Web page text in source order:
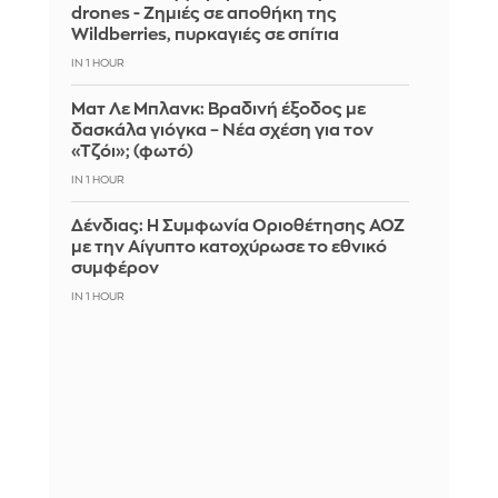
drones - Zημιές σε αποθήκη της
Wildberries, πυρκαγιές σε σπίτια
IN 1 HOUR
Ματ Λε Μπλανκ: Βραδινή έξοδος με
δασκάλα γιόγκα – Νέα σχέση για τον
«Τζόι»; (φωτό)
IN 1 HOUR
Δένδιας: Η Συμφωνία Οριοθέτησης ΑΟΖ
με την Αίγυπτο κατοχύρωσε το εθνικό
συμφέρον
IN 1 HOUR